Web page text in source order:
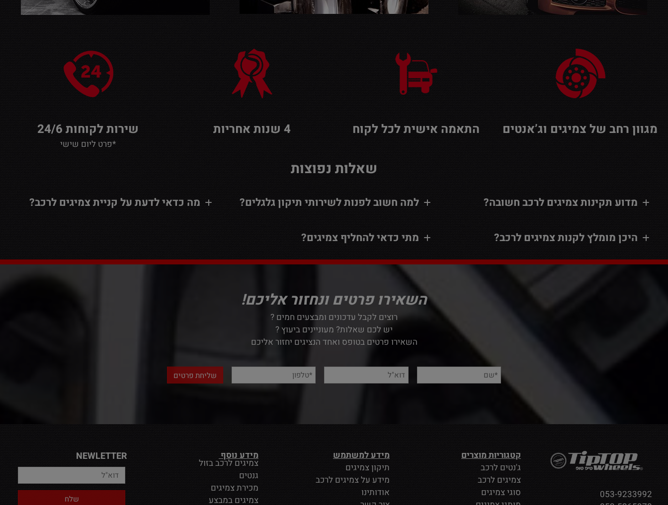
מגוון רחב של צמיגים וג’אנטים התאמה אישית לכל לקוח 4 שנות אחריות שירות לקוחות 24/6
*פרט ליום שישי
שאלות נפוצות
מדוע תקינות צמיגים לרכב חשובה? למה חשוב לפנות לשירותי תיקון גלגלים? מה כדאי לדעת על קניית צמיגים לרכב?
היכן מומלץ לקנות צמיגים לרכב? מתי כדאי להחליף צמיגים?
השאירו פרטים ונחזור אליכם!
רוצים לקבל עדכונים ומבצעים חמים ?
יש לכם שאלות? מעוניינים ביעוץ ?
השאירו פרטים בטופס ואחד הנציגים יחזור אליכם
053-9233992
קטגוריות מוצרים
ג'נטים לרכב
צמיגים לרכב
סוגי צמיגים
מידע למשתמש
תיקון צמיגים
מידע על צמיגים לרכב
אודותינו
מידע נוסף
צמיגים לרכב בזול
גנטים
מכירת צמיגים
צמיגים במבצע
NEWLETTER